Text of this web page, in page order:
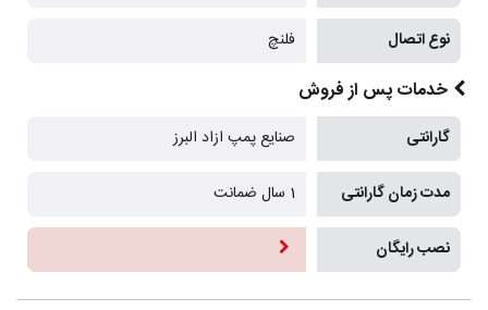
نوع اتصال فلنچ
خدمات پس از فروش
گارانتی صنایع پمپ ازاد البرز
مدت زمان گارانتی 1 سال ضمانت
نصب رایگان